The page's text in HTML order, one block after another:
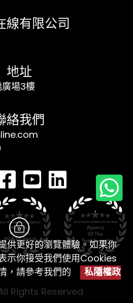
線有限公司
地址
廣場3樓
絡我們
Rights Reserved
供更好的瀏覽體驗。如果你
示你接受我們使用Cookies
，請參考我們的
私隱權政